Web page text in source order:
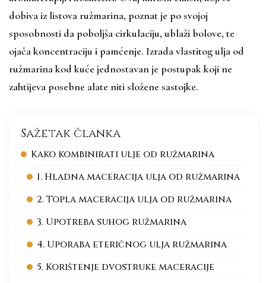
dobiva iz listova ružmarina, poznat je po svojoj
sposobnosti da poboljša cirkulaciju, ublaži bolove, te
ojača koncentraciju i pamćenje. Izrada vlastitog ulja od
ružmarina kod kuće jednostavan je postupak koji ne
zahtijeva posebne alate niti složene sastojke.
Sažetak članka
Kako kombinirati ulje od ružmarina
1. Hladna maceracija ulja od ružmarina
2. Topla maceracija ulja od ružmarina
3. Upotreba suhog ružmarina
4. Uporaba eteričnog ulja ružmarina
5. Korištenje dvostruke maceracije